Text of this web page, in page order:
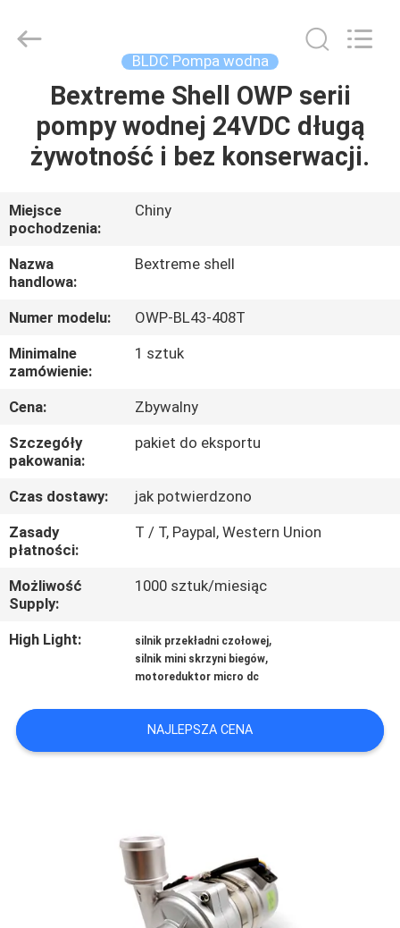
DOM
PRODUKTY
FILMY
O
NAS
WYCIECZKA
PO
FABRYCE
KONTROLA
JAKOŚCI
SKONTAKTUJ
SIĘ
NAMI
AKTUALNOŚCI
WSZYSTKIE
POPROSIĆ
Motor
Technology
BLDC Pompa wodna
Bextreme Shell OWP serii
pompy wodnej 24VDC długą
żywotność i bez konserwacji.
Miejsce
pochodzenia:
Chiny
Nazwa
handlowa:
Bextreme shell
Numer modelu:
OWP-BL43-408T
Minimalne
zamówienie:
1 sztuk
Cena:
Zbywalny
Szczegóły
pakowania:
pakiet do eksportu
Czas dostawy:
jak potwierdzono
Zasady
płatności:
T / T, Paypal, Western Union
Możliwość
Supply:
1000 sztuk/miesiąc
High Light: silnik przekładni czołowej,
silnik mini skrzyni biegów,
motoreduktor micro dc
NAJLEPSZA CENA